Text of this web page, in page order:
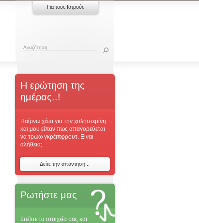
Για τους Ιατρούς
Η ερώτηση της
ημέρας..!
Παίρνω χάπι για την χοληστερίνη
και μου είπαν πως απαγορεύεται
να τρώω γκρέιπφρουτ. Είναι
αλήθεια;
Δείτε την απάντηση...
Ρωτήστε μας
Στείλτε τα στοιχεία σας και